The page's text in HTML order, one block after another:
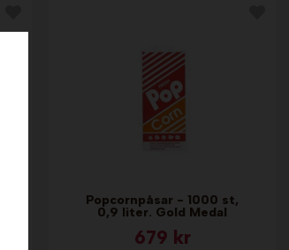
Popcornpåsar - 1000 st,
0,9 liter. Gold Medal
679 kr